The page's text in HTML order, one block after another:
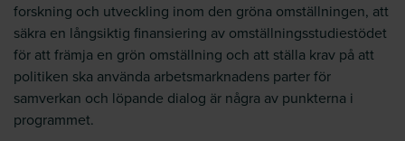
forskning och utveckling inom den gröna omställningen, att
säkra en långsiktig finansiering av omställningsstudiestödet
för att främja en grön omställning och att ställa krav på att
politiken ska använda arbetsmarknadens parter för
samverkan och löpande dialog är några av punkterna i
programmet.